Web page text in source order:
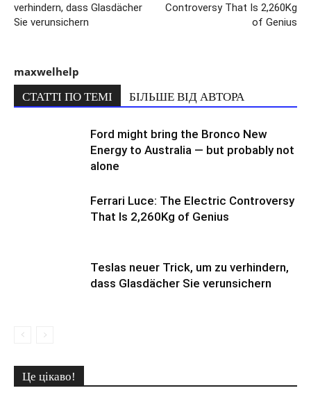
verhindern, dass Glasdächer
Sie verunsichern
Controversy That Is 2,260Kg
of Genius
maxwelhelp
СТАТТІ ПО ТЕМІ БІЛЬШЕ ВІД АВТОРА
Ford might bring the Bronco New
Energy to Australia — but probably not
alone
Ferrari Luce: The Electric Controversy
That Is 2,260Kg of Genius
Teslas neuer Trick, um zu verhindern,
dass Glasdächer Sie verunsichern
Це цікаво!